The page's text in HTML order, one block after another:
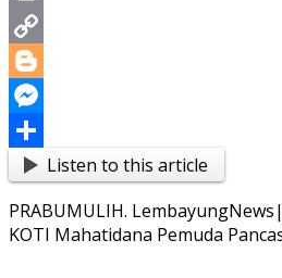
Print
Copy
Link
Blogger
Messenger
ShareListen to this article
PRABUMULIH.
KOTI Mahatidana Pemuda